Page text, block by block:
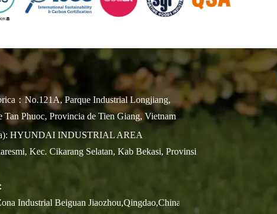
：No.121A, Parque Industrial Longjiang,
Tan Phuoc, Provincia de Tien Giang, Vietnam
HYUNDAI INDUSTRIAL AREA
Kec. Cikarang Selatan, Kab Bekasi, Provinsi
Industrial Beiguan Jiaozhou,Qingdao,China